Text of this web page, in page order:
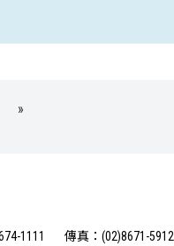
»
1111 傳真：(02)8671-5912